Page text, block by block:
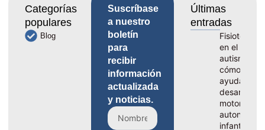
Categorías
populares
Blog
Suscríbase
a nuestro
boletín
para
recibir
información
actualizada
y noticias.
Últimas
entradas
Fisioterapia
en el
autismo,
cómo
ayuda al
desarrollo
motor y la
autonomía
infantil